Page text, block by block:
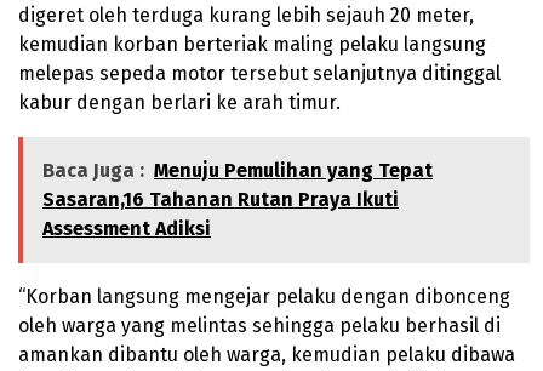
digeret oleh terduga kurang lebih sejauh 20 meter,
kemudian korban berteriak maling pelaku langsung
melepas sepeda motor tersebut selanjutnya ditinggal
kabur dengan berlari ke arah timur.
Baca Juga : Menuju Pemulihan yang Tepat
Sasaran,16 Tahanan Rutan Praya Ikuti
Assessment Adiksi
“Korban langsung mengejar pelaku dengan dibonceng
oleh warga yang melintas sehingga pelaku berhasil di
amankan dibantu oleh warga, kemudian pelaku dibawa